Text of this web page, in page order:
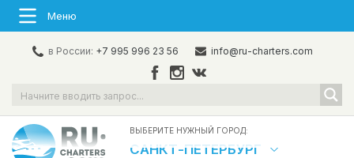
Меню
в России: +7 995 996 23 56 info@ru-charters.com
ВЫБЕРИТЕ НУЖНЫЙ ГОРОД:
САНКТ-ПЕТЕРБУРГ